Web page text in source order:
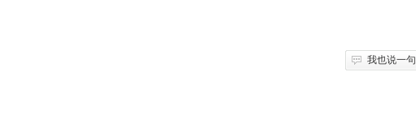
我也说一句